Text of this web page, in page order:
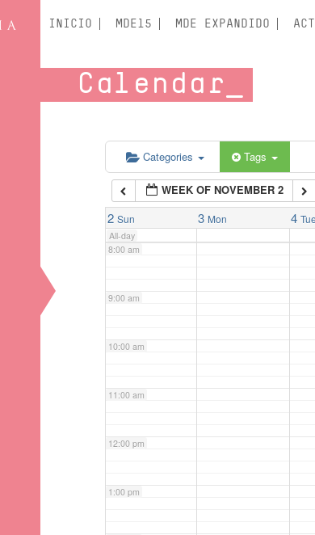
INICIO MDE15 MDE EXPANDIDO
Calendar
Categories Tags
WEEK OF NOVEMBER 2
2 Sun 3 Mon 4 Tue
All-day
5:00 am
6:00 am
7:00 am
8:00 am
9:00 am
10:00 am
11:00 am
12:00 pm
1:00 pm